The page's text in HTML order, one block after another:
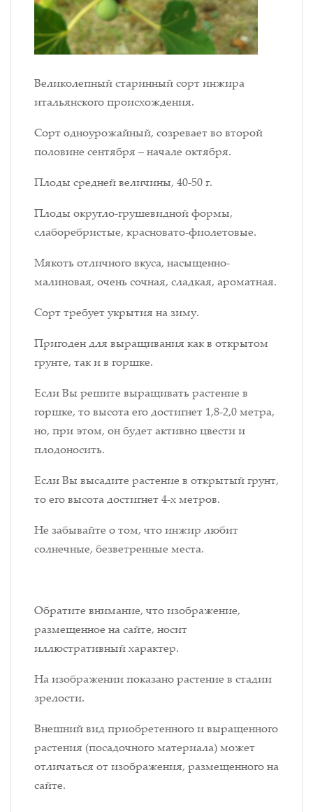
Великолепный старинный сорт инжира
итальянского происхождения.
Сорт одноурожайный, созревает во второй
половине сентября – начале октября.
Плоды средней величины, 40-50 г.
Плоды округло-грушевидной формы,
слаборебристые, красновато-фиолетовые.
Мякоть отличного вкуса, насыщенно-
малиновая, очень сочная, сладкая, ароматная.
Сорт требует укрытия на зиму.
Пригоден для выращивания как в открытом
грунте, так и в горшке.
Если Вы решите выращивать растение в
горшке, то высота его достигнет 1,8-2,0 метра,
но, при этом, он будет активно цвести и
плодоносить.
Если Вы высадите растение в открытый грунт,
то его высота достигнет 4-х метров.
Не забывайте о том, что инжир любит
солнечные, безветренные места.
Обратите внимание, что изображение,
размещенное на сайте, носит
иллюстративный характер.
На изображении показано растение в стадии
зрелости.
Внешний вид приобретенного и выращенного
растения (посадочного материала) может
отличаться от изображения, размещенного на
сайте.